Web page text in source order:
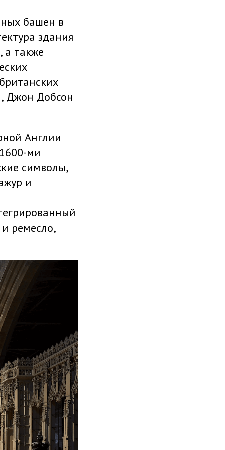
башен в
здания
а также
Джон Добсон
Англии
ми
символы,
и
ремесло,